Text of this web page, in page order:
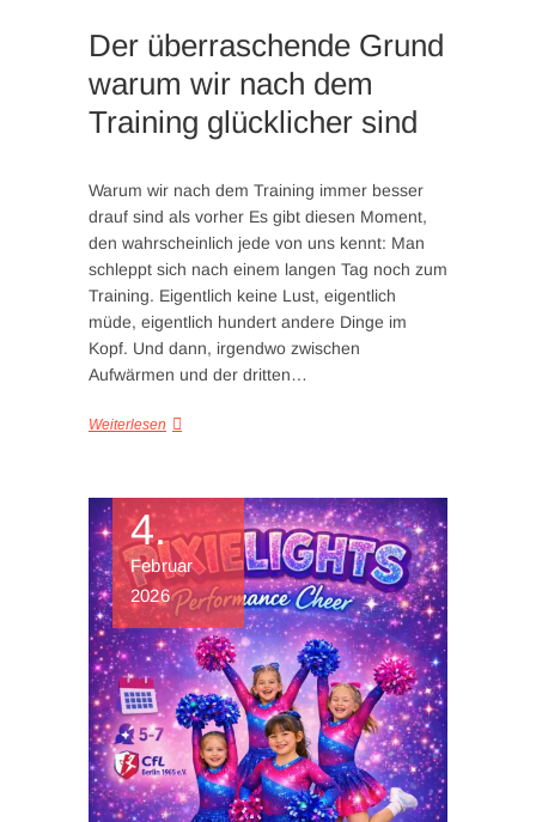
Der überraschende Grund
warum wir nach dem
Training glücklicher sind
Warum wir nach dem Training immer besser
drauf sind als vorher Es gibt diesen Moment,
den wahrscheinlich jede von uns kennt: Man
schleppt sich nach einem langen Tag noch zum
Training. Eigentlich keine Lust, eigentlich
müde, eigentlich hundert andere Dinge im
Kopf. Und dann, irgendwo zwischen
Aufwärmen und der dritten…
Weiterlesen
4.
Februar
2026